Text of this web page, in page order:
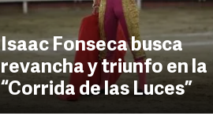
Isaac Fonseca busca
revancha y triunfo en la
“Corrida de las Luces”